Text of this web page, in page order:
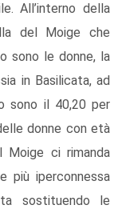
All’interno della
del Moige che
sono le donne, la
in Basilicata, ad
sono il 40,20 per
donne con età
ci rimanda
più iperconnessa
sostituendo le